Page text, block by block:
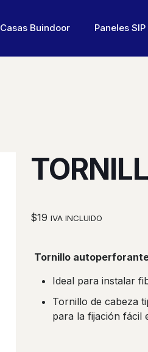
Casas Buindoor Paneles SIP
$19 IVA INCLUIDO
Tornillo
Ideal para instalar
Tornillo de cabeza
para la fijación fácil